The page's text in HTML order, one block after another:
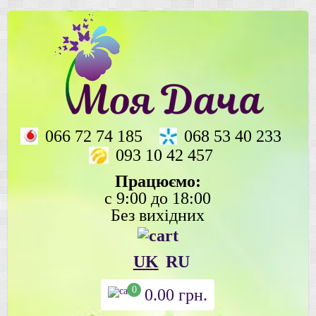
066 72 74 185
068 53 40 233
093 10 42 457
Працюємо:
с 9:00 до 18:00
Без вихідних
UK RU
0 0.00грн.